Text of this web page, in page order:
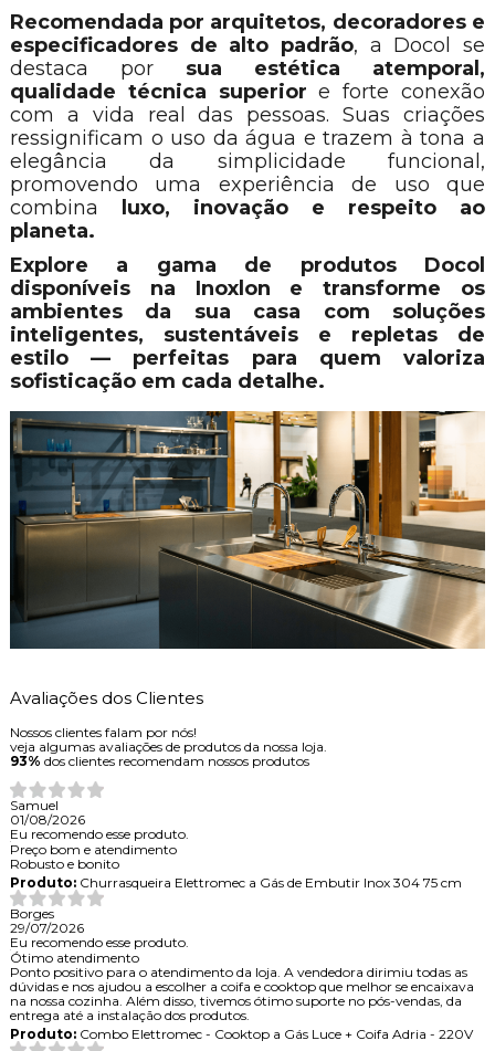
Recomendada por arquitetos, decoradores e
especificadores de alto padrão, a Docol se
destaca por sua estética atemporal,
qualidade técnica superior e forte conexão
com a vida real das pessoas. Suas criações
ressignificam o uso da água e trazem à tona a
elegância da simplicidade funcional,
promovendo uma experiência de uso que
combina luxo, inovação e respeito ao
planeta.
Explore a gama de produtos Docol
disponíveis na Inoxlon e transforme os
ambientes da sua casa com soluções
inteligentes, sustentáveis e repletas de
estilo — perfeitas para quem valoriza
sofisticação em cada detalhe.
Avaliações dos Clientes
Nossos clientes falam por nós!
veja algumas avaliações de produtos da nossa loja.
93% dos clientes recomendam nossos produtos
Samuel
01/08/2026
Eu recomendo esse produto.
Preço bom e atendimento
Robusto e bonito
Produto:Churrasqueira Elettromec a Gás de Embutir Inox 304 75 cm
Borges
29/07/2026
Eu recomendo esse produto.
Ótimo atendimento
Ponto positivo para o atendimento da loja. A vendedora dirimiu todas as
dúvidas e nos ajudou a escolher a coifa e cooktop que melhor se encaixava
na nossa cozinha. Além disso, tivemos ótimo suporte no pós-vendas, da
entrega até a instalação dos produtos.
Produto:Combo Elettromec - Cooktop a Gás Luce + Coifa Adria - 220V